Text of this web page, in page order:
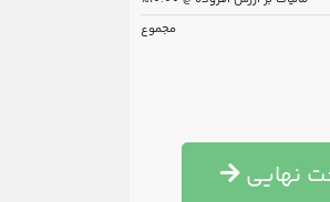
مجموع
نهایی